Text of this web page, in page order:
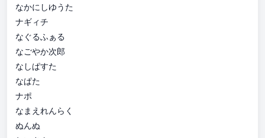
なかにしゆうた
ナギィチ
なぐるふぁる
なごやか次郎
なしぱすた
なぱた
ナポ
なまえれんらく
ぬんぬ